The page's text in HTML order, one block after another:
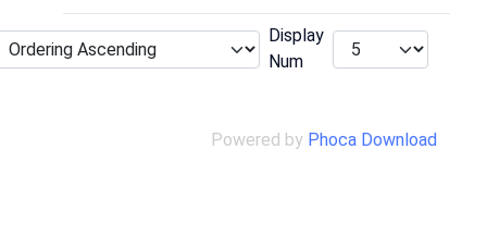
Display
Num
Powered by Phoca Download